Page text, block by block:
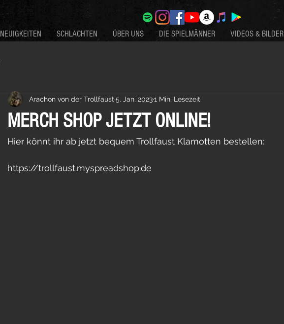
NEUIGKEITEN SCHLACHTEN ÜBER UNS DIE SPIELMÄNNER VIDEOS & BILDER
MERCH SHOP JETZT ONLINE!
Arachon von der Trollfaust 5. Jan. 20231 Min. Lesezeit
Hier könnt ihr ab jetzt bequem Trollfaust Klamotten bestellen:
https://trollfaust.myspreadshop.de